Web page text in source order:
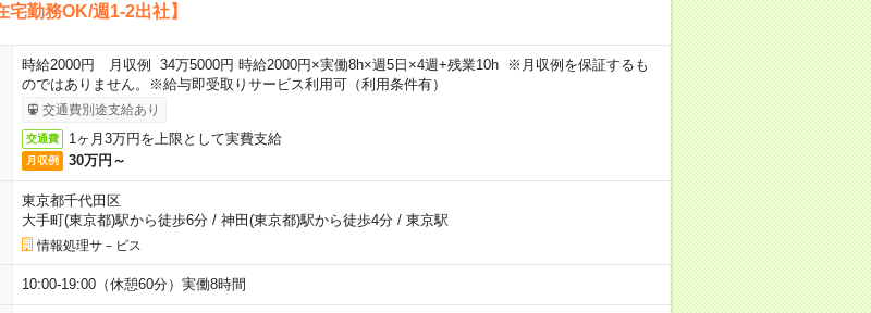
宅勤務OK/週1-2出社】
時給2000円 月収例 34万5000円 時給2000円×実働8h×週5日×4週+残業10h ※月収例を保証するも
のではありません。※給与即受取りサービス利用可（利用条件有）
交通費別途支給あり
交通費 1ヶ月3万円を上限として実費支給
月収例 30万円～
東京都千代田区
大手町(東京都)駅から徒歩6分/ 神田(東京都)駅から徒歩4分/ 東京駅
情報処理サ－ビス
10:00-19:00（休憩60分）実働8時間